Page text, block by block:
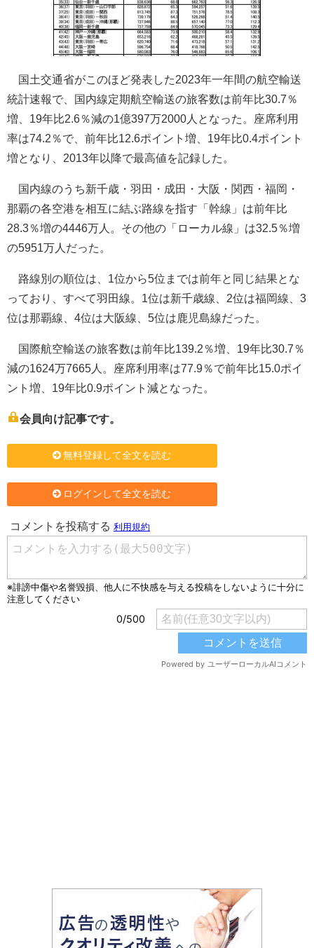
国土交通省がこのほど発表した2023年一年間の航空輸送
統計速報で、国内線定期航空輸送の旅客数は前年比30.7％
増、19年比2.6％減の1億397万2000人となった。座席利用
率は74.2％で、前年比12.6ポイント増、19年比0.4ポイント
増となり、2013年以降で最高値を記録した。
国内線のうち新千歳・羽田・成田・大阪・関西・福岡・
那覇の各空港を相互に結ぶ路線を指す「幹線」は前年比
28.3％増の4446万人。その他の「ローカル線」は32.5％増
の5951万人だった。
路線別の順位は、1位から5位までは前年と同じ結果とな
っており、すべて羽田線。1位は新千歳線、2位は福岡線、3
位は那覇線、4位は大阪線、5位は鹿児島線だった。
国際航空輸送の旅客数は前年比139.2％増、19年比30.7％
減の1624万7665人。座席利用率は77.9％で前年比15.0ポイ
ント増、19年比0.9ポイント減となった。
会員向け記事です。
無料登録して全文を読む
ログインして全文を読む